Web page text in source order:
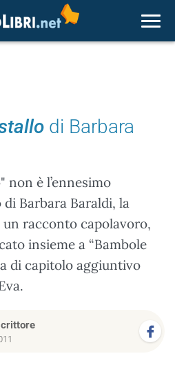
di Barbara
non è l’ennesimo
Barbara Baraldi, la
un racconto capolavoro,
insieme a “Bambole
di capitolo aggiuntivo